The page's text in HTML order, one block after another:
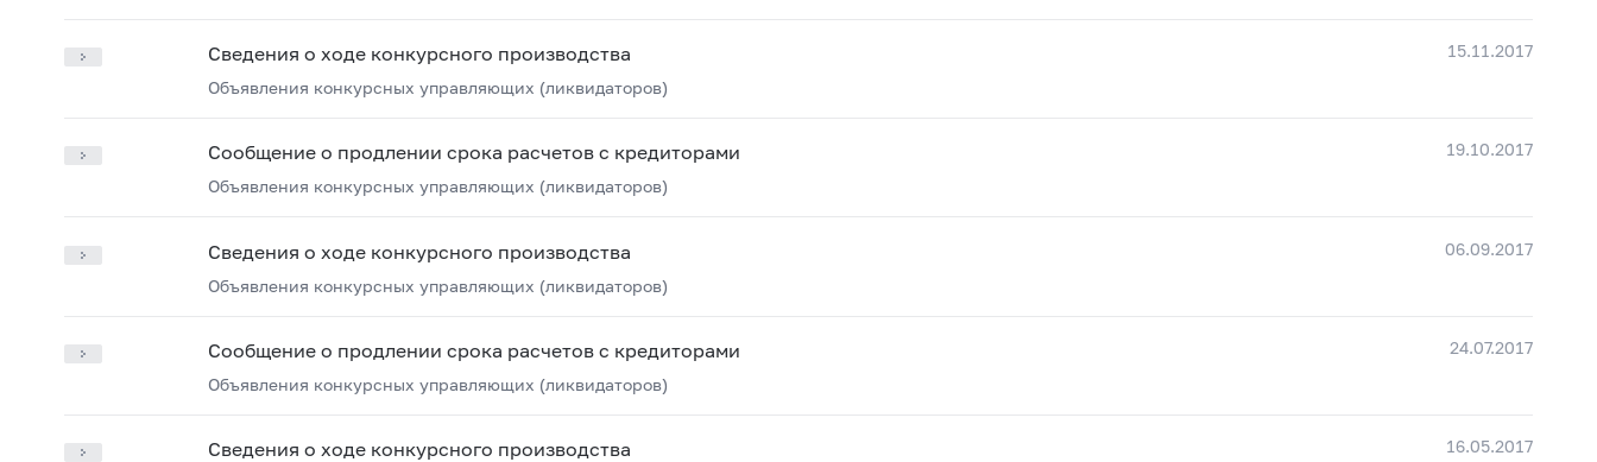
15.11.2017
Сведения о ходе конкурсного производства
Объявления конкурсных управляющих (ликвидаторов)
19.10.2017
Сообщение о продлении срока расчетов с кредиторами
Объявления конкурсных управляющих (ликвидаторов)
06.09.2017
Сведения о ходе конкурсного производства
Объявления конкурсных управляющих (ликвидаторов)
24.07.2017
Сообщение о продлении срока расчетов с кредиторами
Объявления конкурсных управляющих (ликвидаторов)
16.05.2017
Сведения о ходе конкурсного производства